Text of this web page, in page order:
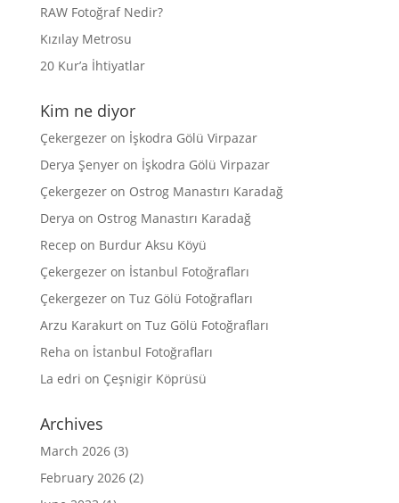
RAW Fotoğraf Nedir?
Kızılay Metrosu
20 Kur’a İhtiyatlar
Kim ne diyor
Çekergezeron İşkodra Gölü Virpazar
Derya Şenyeron İşkodra Gölü Virpazar
Çekergezeron Ostrog Manastırı Karadağ
Derya on Ostrog Manastırı Karadağ
Recep on Burdur Aksu Köyü
Çekergezeron İstanbul Fotoğrafları
Çekergezeron Tuz Gölü Fotoğrafları
Arzu Karakurton Tuz Gölü Fotoğrafları
Reha on İstanbul Fotoğrafları
La edri on Çeşnigir Köprüsü
Archives
March 2026(3)
February 2026(2)